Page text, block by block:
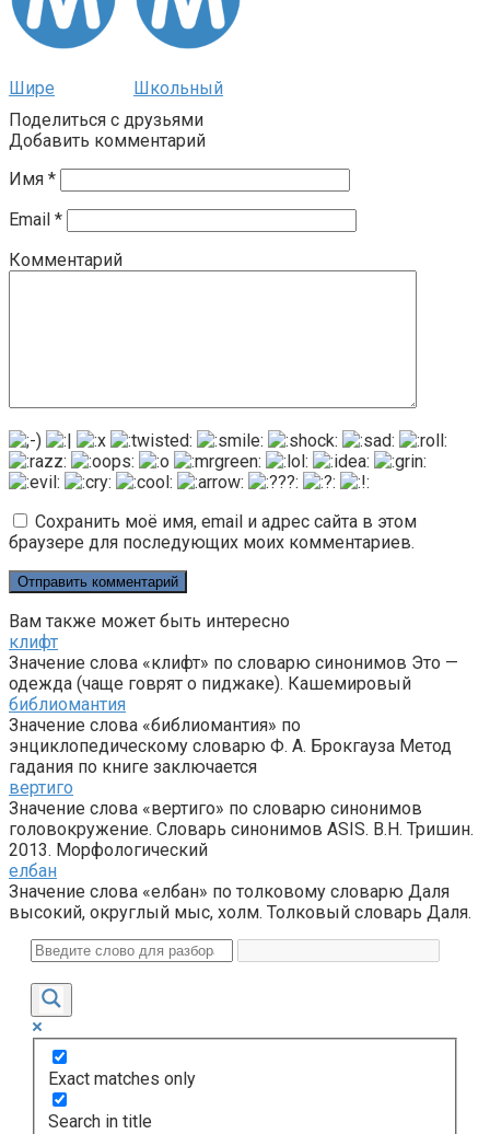
Шире
Школьный
Поделиться с друзьями
Добавить комментарий
Имя *
Email *
Комментарий
Сохранить моё имя, email и адрес сайта в этом
браузере для последующих моих комментариев.
Вам также может быть интересно
клифт
Значение слова «клифт» по словарю синонимов Это —
одежда (чаще говрят о пиджаке). Кашемировый
библиомантия
Значение слова «библиомантия» по
энциклопедическому словарю Ф. А. Брокгауза Метод
гадания по книге заключается
вертиго
Значение слова «вертиго» по словарю синонимов
головокружение. Словарь синонимов ASIS. В.Н. Тришин.
2013. Морфологический
елбан
Значение слова «елбан» по толковому словарю Даля
высокий, округлый мыс, холм. Толковый словарь Даля.
Exact matches only
Search in title